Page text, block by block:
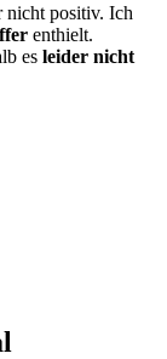
nicht positiv. Ich
enthielt.
es leider nicht